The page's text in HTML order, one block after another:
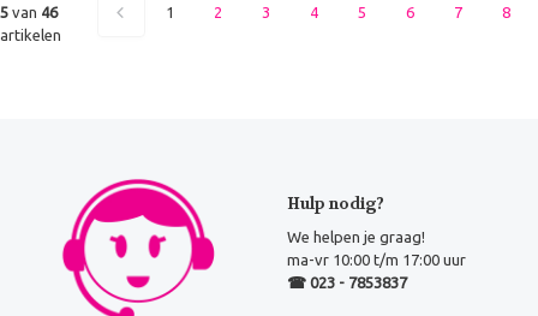
5 van 46
artikelen
1 2 3 4 5 6 7 8
Hulp nodig?
We helpen je graag!
ma-vr 10:00 t/m 17:00 uur
☎ 023 - 7853837